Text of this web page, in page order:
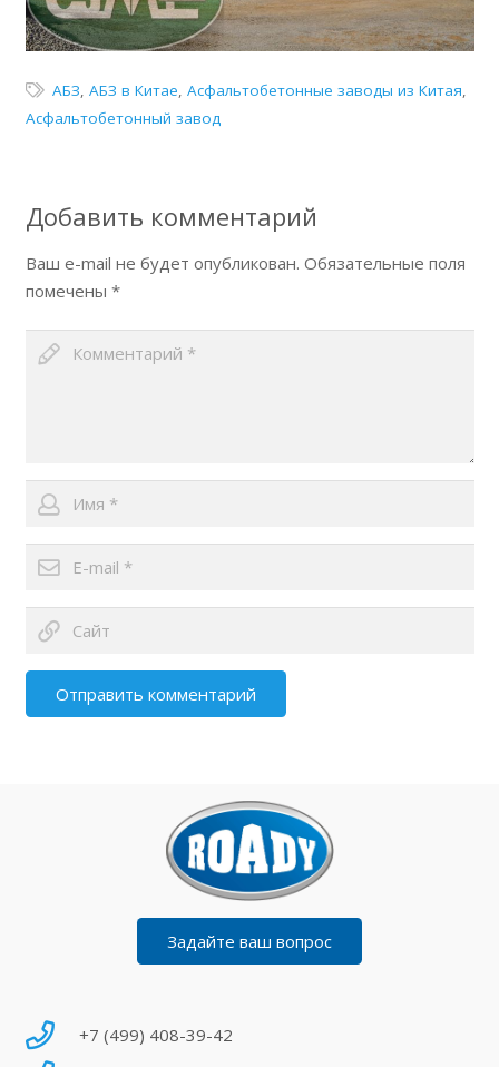
АБЗ, АБЗ в Китае, Асфальтобетонные заводы из Китая,
Асфальтобетонный завод
Добавить комментарий
Ваш e-mail не будет опубликован. Обязательные поля
помечены *
Отправить комментарий
Задайте ваш вопрос
+7 (499) 408-39-42